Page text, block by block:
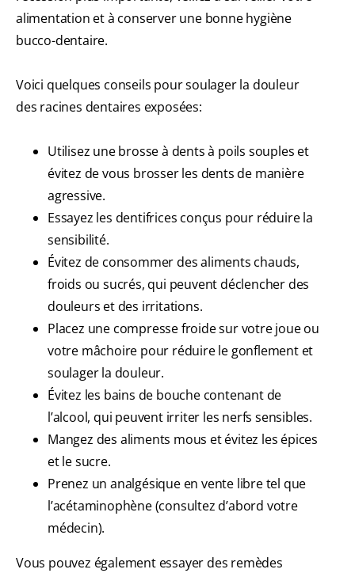
alimentation et à conserver une bonne hygiène
bucco-dentaire.
Voici quelques conseils pour soulager la douleur
des racines dentaires exposées:
Utilisez une brosse à dents à poils souples et
évitez de vous brosser les dents de manière
agressive.
Essayez les dentifrices conçus pour réduire la
sensibilité.
Évitez de consommer des aliments chauds,
froids ou sucrés, qui peuvent déclencher des
douleurs et des irritations.
Placez une compresse froide sur votre joue ou
votre mâchoire pour réduire le gonflement et
soulager la douleur.
Évitez les bains de bouche contenant de
l’alcool, qui peuvent irriter les nerfs sensibles.
Mangez des aliments mous et évitez les épices
et le sucre.
Prenez un analgésique en vente libre tel que
l’acétaminophène (consultez d’abord votre
médecin).
Vous pouvez également essayer des remèdes